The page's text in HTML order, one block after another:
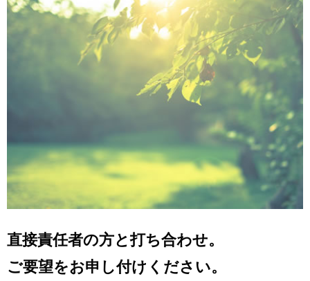
直接責任者の方と打ち合わせ。
ご要望をお申し付けください。